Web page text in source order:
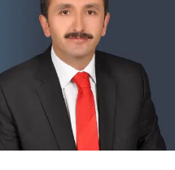
Bilecik
Bingöl
Bolu
Burdur